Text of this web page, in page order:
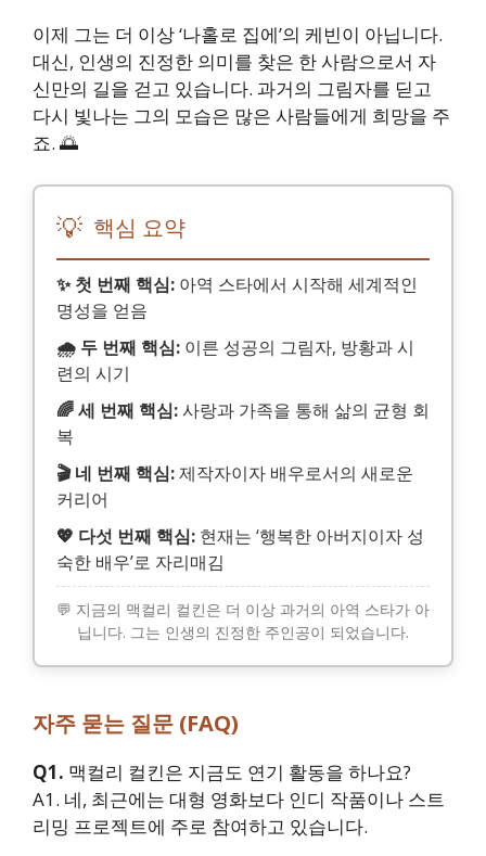
이제 그는 더 이상 ‘나홀로 집에’의 케빈이 아닙니다.
대신, 인생의 진정한 의미를 찾은 한 사람으로서 자
신만의 길을 걷고 있습니다. 과거의 그림자를 딛고
다시 빛나는 그의 모습은 많은 사람들에게 희망을 주
죠. 🌅
💡 핵심 요약
✨ 첫 번째 핵심: 아역 스타에서 시작해 세계적인
명성을 얻음
🌧 두 번째 핵심: 이른 성공의 그림자, 방황과 시
련의 시기
🌈 세 번째 핵심:사랑과 가족을 통해 삶의 균형 회
복
🎬 네 번째 핵심:제작자이자 배우로서의 새로운
커리어
💖 다섯 번째 핵심: 현재는 ‘행복한 아버지이자 성
숙한 배우’로 자리매김
💬 지금의 맥컬리 컬킨은 더 이상 과거의 아역 스타가 아
닙니다. 그는 인생의 진정한 주인공이 되었습니다.
자주 묻는 질문 (FAQ)
Q1. 맥컬리 컬킨은 지금도 연기 활동을 하나요?
A1. 네, 최근에는 대형 영화보다 인디 작품이나 스트
리밍 프로젝트에 주로 참여하고 있습니다.